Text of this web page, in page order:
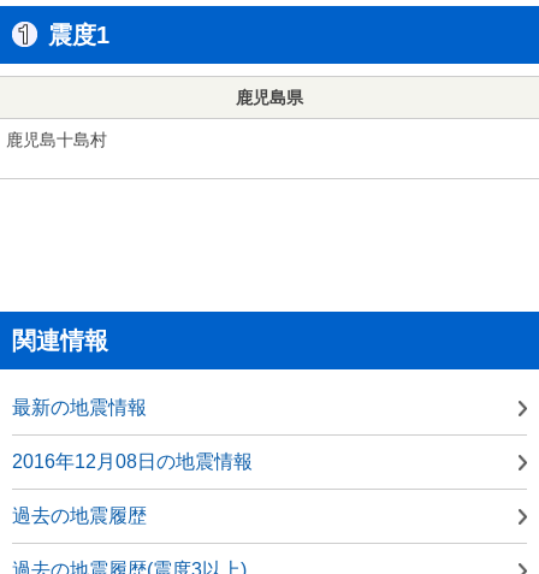
震度1
鹿児島県
鹿児島十島村
関連情報
最新の地震情報
2016年12月08日の地震情報
過去の地震履歴
過去の地震履歴(震度3以上)